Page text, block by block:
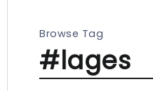
Browse Tag
#lages